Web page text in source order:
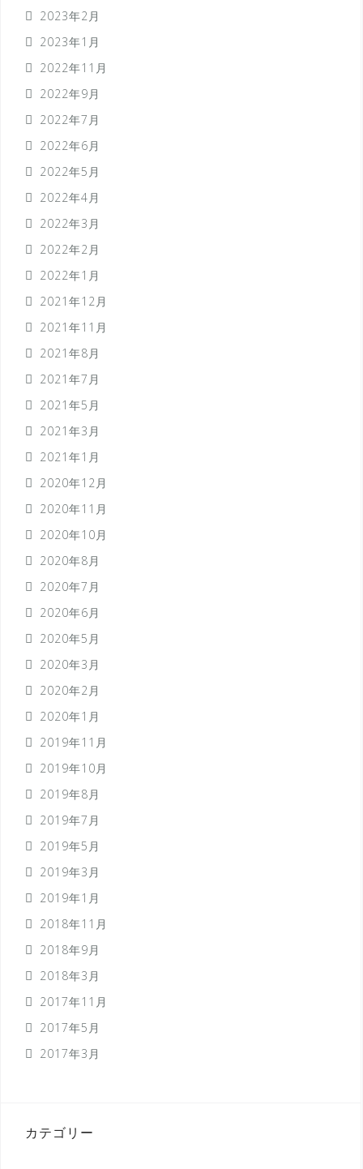
2023年2月
2023年1月
2022年11月
2022年9月
2022年7月
2022年6月
2022年5月
2022年4月
2022年3月
2022年2月
2022年1月
2021年12月
2021年11月
2021年8月
2021年7月
2021年5月
2021年3月
2021年1月
2020年12月
2020年11月
2020年10月
2020年8月
2020年7月
2020年6月
2020年5月
2020年3月
2020年2月
2020年1月
2019年11月
2019年10月
2019年8月
2019年7月
2019年5月
2019年3月
2019年1月
2018年11月
2018年9月
2018年3月
2017年11月
2017年5月
2017年3月
カテゴリー